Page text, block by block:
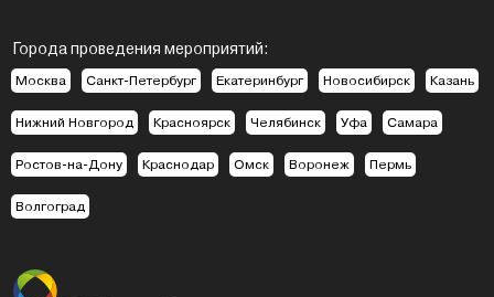
Города проведения мероприятий:
Москва Санкт-Петербург Екатеринбург Новосибирск Казань
Нижний Новгород Красноярск Челябинск Уфа Самара
Ростов-на-Дону Краснодар Омск Воронеж Пермь
Волгоград